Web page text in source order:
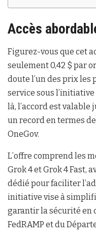
Accès
Figurez-vous que cet
seulement 0,42 $ par
doute l’un des prix
service sous l’initiative
là, l’accord est valable
un record en termes
OneGov.
L’offre comprend les
Grok 4 et Grok 4 Fast,
dédié pour faciliter
initiative vise à
garantir la sécurité en
FedRAMP et du